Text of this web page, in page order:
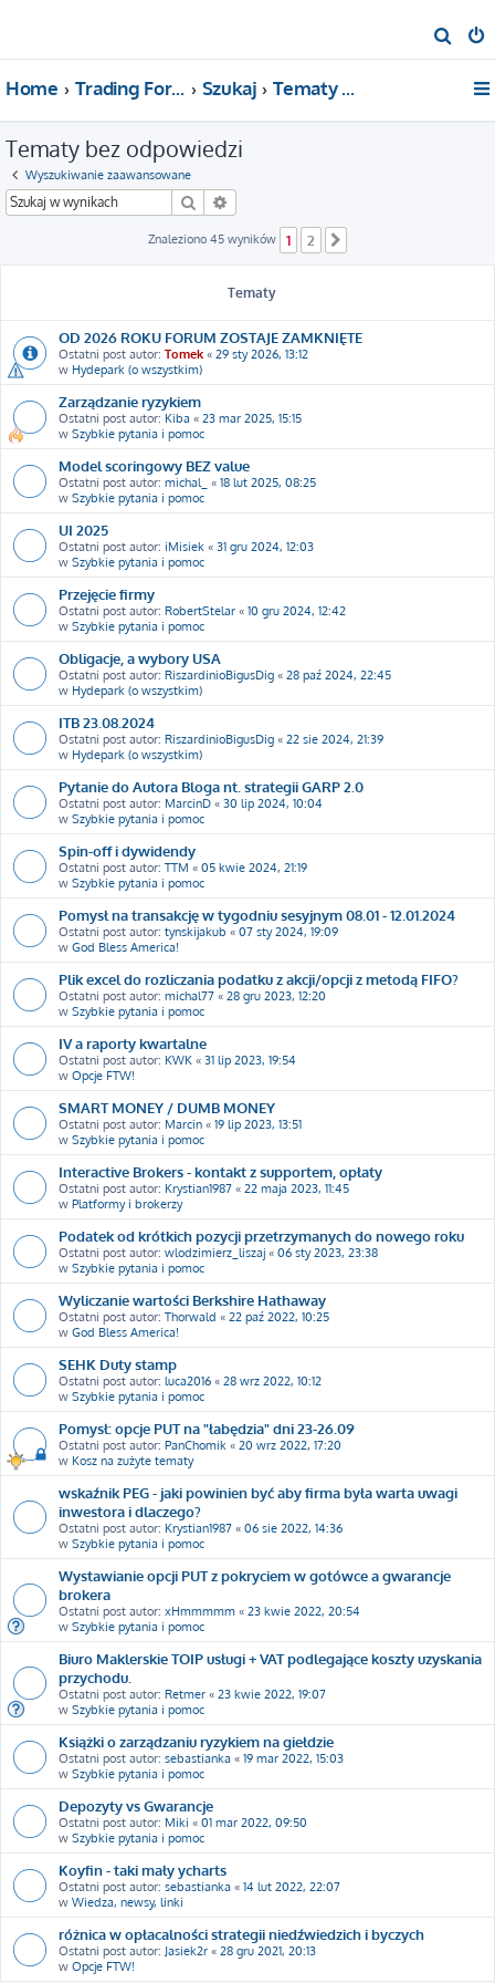
z
Home Trading For a Living Szukaj Tematy bez odpowiedzi
Tematy bez odpowiedzi
Wyszukiwanie zaawansowane
Szukaj
Znaleziono 45 wyników 1 2
Tematy
OD 2026 ROKU FORUM ZOSTAJE ZAMKNIĘTE
Ostatni post autor: Tomek « 29 sty 2026, 13:12
w Hydepark (o wszystkim)
Zarządzanie ryzykiem
Ostatni post autor: Kiba « 23 mar 2025, 15:15
w Szybkie pytania i pomoc
Model scoringowy BEZ value
Ostatni post autor: michal_ « 18 lut 2025, 08:25
w Szybkie pytania i pomoc
UI 2025
Ostatni post autor: iMisiek « 31 gru 2024, 12:03
w Szybkie pytania i pomoc
Przejęcie firmy
Ostatni post autor: RobertStelar « 10 gru 2024, 12:42
w Szybkie pytania i pomoc
Obligacje, a wybory USA
Ostatni post autor: RiszardinioBigusDig « 28 paź 2024, 22:45
w Hydepark (o wszystkim)
ITB 23.08.2024
Ostatni post autor: RiszardinioBigusDig « 22 sie 2024, 21:39
w Hydepark (o wszystkim)
Pytanie do Autora Bloga nt. strategii GARP 2.0
Ostatni post autor: MarcinD « 30 lip 2024, 10:04
w Szybkie pytania i pomoc
Spin-off i dywidendy
Ostatni post autor: TTM « 05 kwie 2024, 21:19
w Szybkie pytania i pomoc
Pomysł na transakcję w tygodniu sesyjnym 08.01 - 12.01.2024
Ostatni post autor: tynskijakub « 07 sty 2024, 19:09
w God Bless America!
Plik excel do rozliczania podatku z akcji/opcji z metodą FIFO?
Ostatni post autor: michal77 « 28 gru 2023, 12:20
w Szybkie pytania i pomoc
IV a raporty kwartalne
Ostatni post autor: KWK « 31 lip 2023, 19:54
w Opcje FTW!
SMART MONEY / DUMB MONEY
Ostatni post autor: Marcin « 19 lip 2023, 13:51
w Szybkie pytania i pomoc
Interactive Brokers - kontakt z supportem, opłaty
Ostatni post autor: Krystian1987 « 22 maja 2023, 11:45
w Platformy i brokerzy
Podatek od krótkich pozycji przetrzymanych do nowego roku
Ostatni post autor: wlodzimierz_liszaj « 06 sty 2023, 23:38
w Szybkie pytania i pomoc
Wyliczanie wartości Berkshire Hathaway
Ostatni post autor: Thorwald « 22 paź 2022, 10:25
w God Bless America!
SEHK Duty stamp
Ostatni post autor: luca2016 « 28 wrz 2022, 10:12
w Szybkie pytania i pomoc
Pomysł: opcje PUT na "łabędzia" dni 23-26.09
Ostatni post autor: PanChomik « 20 wrz 2022, 17:20
w Kosz na zużyte tematy
wskaźnik PEG - jaki powinien być aby firma była warta uwagi
inwestora i dlaczego?
Ostatni post autor: Krystian1987 « 06 sie 2022, 14:36
w Szybkie pytania i pomoc
Wystawianie opcji PUT z pokryciem w gotówce a gwarancje
brokera
Ostatni post autor: xHmmmmm « 23 kwie 2022, 20:54
w Szybkie pytania i pomoc
Biuro Maklerskie TOIP usługi + VAT podlegające koszty uzyskania
przychodu.
Ostatni post autor: Retmer « 23 kwie 2022, 19:07
w Szybkie pytania i pomoc
Książki o zarządzaniu ryzykiem na giełdzie
Ostatni post autor: sebastianka « 19 mar 2022, 15:03
w Szybkie pytania i pomoc
Depozyty vs Gwarancje
Ostatni post autor: Miki « 01 mar 2022, 09:50
w Szybkie pytania i pomoc
Koyfin - taki mały ycharts
Ostatni post autor: sebastianka « 14 lut 2022, 22:07
w Wiedza, newsy, linki
różnica w opłacalności strategii niedźwiedzich i byczych
Ostatni post autor: Jasiek2r « 28 gru 2021, 20:13
w Opcje FTW!